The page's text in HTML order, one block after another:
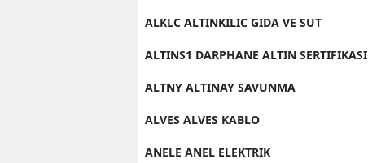
ALKLC ALTINKILIC GIDA VE SUT
ALTINS1 DARPHANE ALTIN SERTIFIKASI
ALTNY ALTINAY SAVUNMA
ALVES ALVES KABLO
ANELE ANEL ELEKTRIK